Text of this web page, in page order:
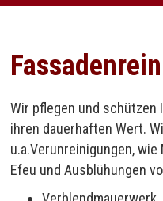
Wir pflegen und schützen
ihren dauerhaften Wert.
u.a.Verunreinigungen, wie
Efeu und Ausblühungen